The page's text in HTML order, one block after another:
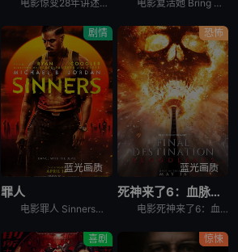
电影惊变28年讲述的是：经历病毒浩劫的幸存者们在远离城市的地方建立了新的聚集区，平静的生活却在28年后被再次打破。更加致命的病毒变异，日渐扭曲的人性与欲望，人类的命运将会何去何从？影片为《惊变28 电影复活她 Bring Her Back讲述的是：一对兄妹在他们新寄养母亲的偏远住所中，发现了一个可怕的仪式。
剧情
蓝光画质
罪人
电影罪人 Sinners讲述的是：双胞胎兄弟（迈克尔·B·乔丹 Michael B. Jordan 饰）试图摆脱不愉快的过往，回到家乡想重新开始，但却发现更为恐怖的邪恶势力正等待着他们的回归……
恐怖
蓝光画质
死神来了6：血脉诅咒
电影死神来了6：血脉诅咒讲述了，大学生史蒂芬妮（凯特琳·桑塔·胡安娜 Kaitlyn Santa Juana 饰）饱受反复出现的暴力恶梦所困扰，于是决定回到家乡，寻找唯一可能打破这个循环的人，并拯
喜剧 惊悚